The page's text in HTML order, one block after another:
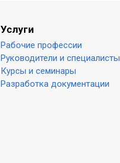
Услуги
Рабочие профессии
Руководители и специалисты
Курсы и семинары
Разработка документации